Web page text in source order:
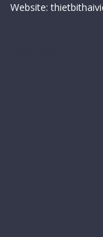
Website: